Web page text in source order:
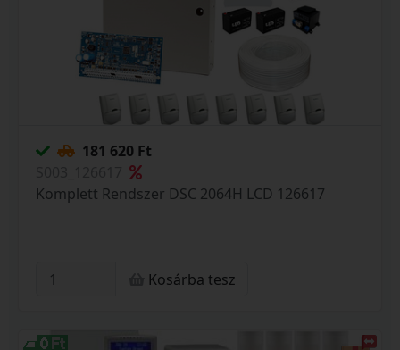
181 620 Ft
Komplett Rendszer DSC 2064H LCD 126617
Kosárba tesz